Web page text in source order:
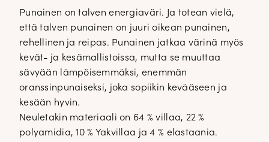
Punainen on talven energiaväri. Ja totean vielä,
että talven punainen on juuri oikean punainen,
rehellinen ja reipas. Punainen jatkaa värinä myös
kevät- ja kesämallistoissa, mutta se muuttaa
sävyään lämpöisemmäksi, enemmän
oranssinpunaiseksi, joka sopiikin kevääseen ja
kesään hyvin.
Neuletakin materiaali on 64 % villaa, 22 %
polyamidia, 10 % Yakvillaa ja 4 % elastaania.